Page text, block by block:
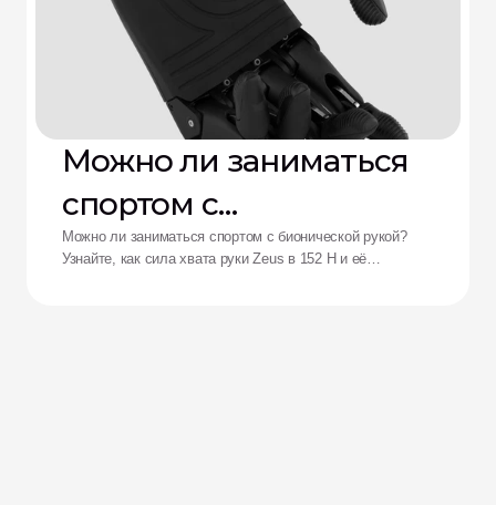
Можно ли заниматься
спортом с
бионической рукой?
Можно ли заниматься спортом с бионической рукой?
Узнайте, как сила хвата руки Zeus в 152 Н и её